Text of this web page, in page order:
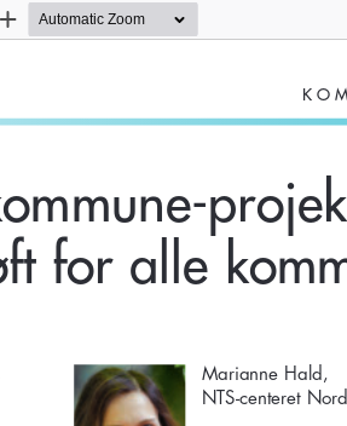
Zoom
for alle
Marianne Hald,
NTS-centeret